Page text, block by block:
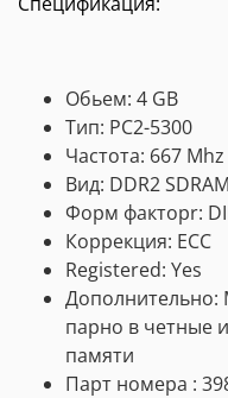
Обьем: 4 GB
Тип: PC2-5300
Частота: 667 Mhz
Вид: DDR2 SDRAM
Форм факторr:
Коррекция: ECC
Registered: Yes
Дополнительно:
парно в четные
памяти
Парт номера :